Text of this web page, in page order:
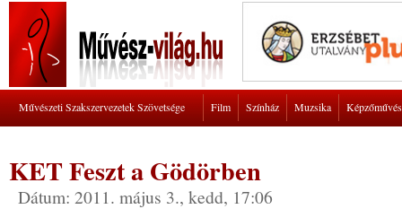
Művészeti Szakszervezetek Szövetsége Film Színház Muzsika
KET Feszt a Gödörben
Dátum: 2011. május 3., kedd, 17:06